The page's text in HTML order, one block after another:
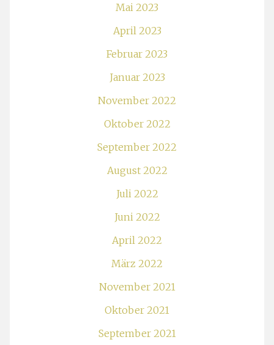
Mai 2023
April 2023
Februar 2023
Januar 2023
November 2022
Oktober 2022
September 2022
August 2022
Juli 2022
Juni 2022
April 2022
März 2022
November 2021
Oktober 2021
September 2021